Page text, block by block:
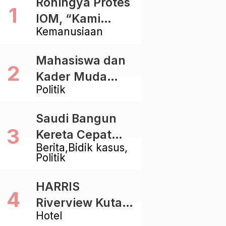
Kemanusiaan
IOM, “Kami
dibiarkan Mati
Politik
Mahasiswa dan
Kader Muda
Ramaikan Forum
Golkar di
Singaraja
Berita Bidik kasus
Politik
Saudi Bangun
Kereta Cepat
Rp112 Triliun,
Proyek Rp116
Triliun yang
Baru Sampai
Hotel
HARRIS
Riverview Kuta
Bali Tawarkan